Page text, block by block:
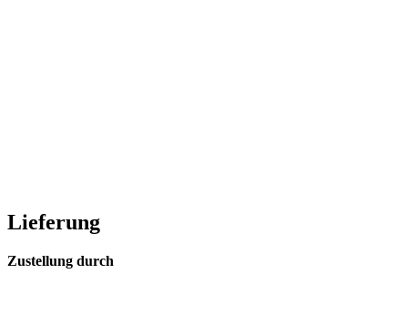
Lieferung
Zustellung durch